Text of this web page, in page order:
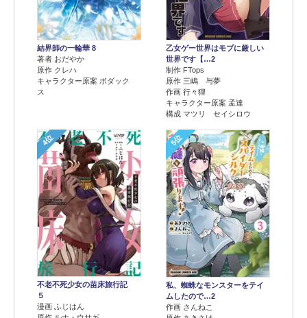
結界師の一輪華 8
著者 おだやか
原作 クレハ
キャラクター原案 ボダック
ス
乙女ゲー世界はモブに厳しい
世界です【…2
制作 FTops
原作 三嶋 与夢
作画 行々狸
キャラクター原案 孟達
構成 マツリ セイシロウ
4位
不老不死少女の苗床旅行記
５
漫画 ふじはん
5位
私、蜘蛛なモンスターをテイ
ムしたので…2
作画 さんねこ